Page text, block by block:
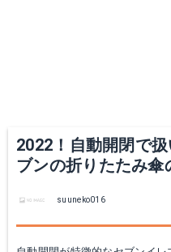
2022！自動開閉で
ブンの折りたたみ傘
suuneko016